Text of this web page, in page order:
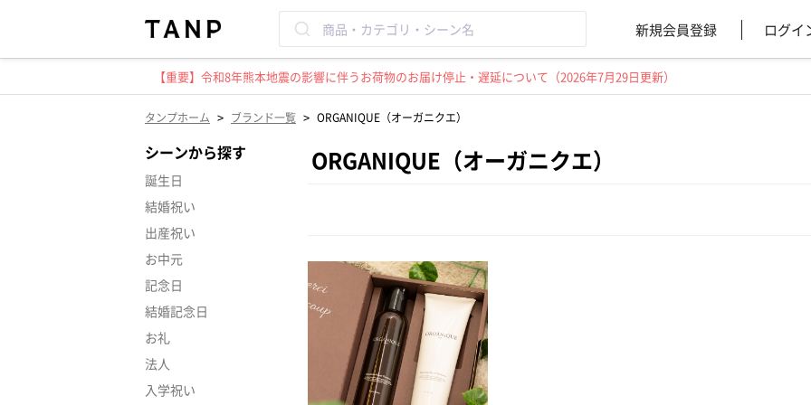
新規会員登録 ログイ
【重要】令和8年熊本地震の影響に伴うお荷物のお届け停止・遅延について（2026年7月29日更新）
タンプホーム > ブランド一覧 > ORGANIQUE（オーガニクエ）
シーンから探す
誕生日
結婚祝い
出産祝い
お中元
記念日
結婚記念日
お礼
法人
入学祝い
ORGANIQUE（オーガニクエ）